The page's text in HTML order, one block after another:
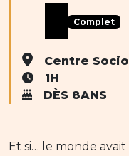
Complet
Centre
1H
DÈS 8ANS
Et si… le monde avait